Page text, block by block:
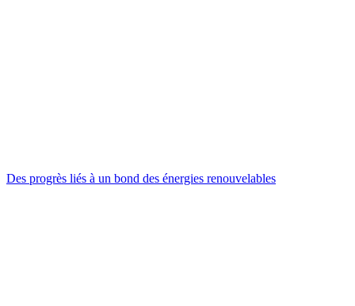
Des progrès liés à un bond des énergies renouvelables